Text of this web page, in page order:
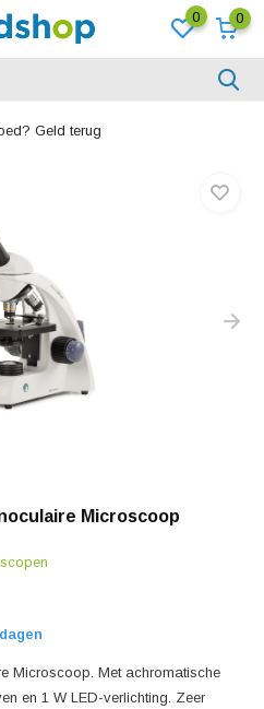
0 0
Geld terug
Microscoop
Microscoop. Met achromatische
en 1 W LED-verlichting. Zeer